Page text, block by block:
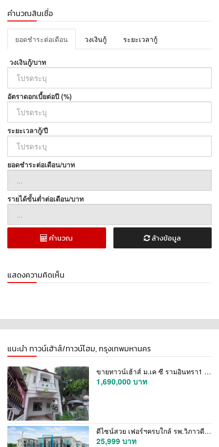
คำนวณสินเชื่อ
ยอดชำระต่อเดือน วงเงินกู้ ระยะเวลากู้
วงเงินกู้/บาท
อัตราดอกเบี้ยต่อปี (%)
ระยะเวลากู้/ปี
ยอดชำระต่อเดือน/บาท
รายได้ขั้นต่ำต่อเดือน/บาท
คำนวณ ล้างข้อมูล
แสดงความคิดเห็น
แนะนำ ทาวน์เฮ้าส์/ทาวน์โฮม, กรุงเทพมหานคร
ขายทาวน์เฮ้าส์ ม.เค ซี รามอินทรา1 KC Ramintra1 หทัยราษฎร์ 39 เนื้อที่ 25.60 ตร.ว แปลงริม ทำเลดี ราคาต่อรองได้
1,690,000 บาท
ดีไซน์สวย เฟอร์ฯครบใกล้ รพ.วิภาวดี 800ม.24ตร.วา. 290ตร.ม. ทาวน์เฮ้าส์ 3 ชั้น ม.เกษตรศาสตร์ 900 ม. 3นอน 3น้ำ
25,999 บาท